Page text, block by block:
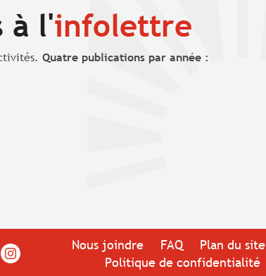
à l'infolettre
Quatre publications par année :
Instagram Nous joindre FAQ Plan du site
Politique de confidentialité